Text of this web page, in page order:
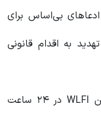
ادعاهای بی‌اساس برای
به اقدام قانونی
بر اساس داده‌های CoinMarketCap، توکن WLFI در ۲۴ ساعت